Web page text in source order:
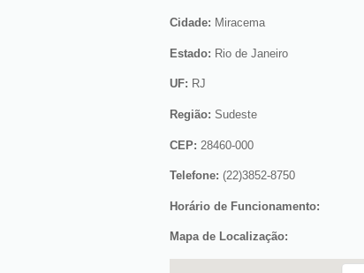
Cidade: Miracema
Estado: Rio de Janeiro
UF: RJ
Região: Sudeste
CEP: 28460-000
Telefone: (22)3852-8750
Horário de Funcionamento:
Mapa de Localização: